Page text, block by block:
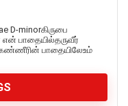
D-minorகிருபை
பாதையில்தருவீர்
பாதையிலேஉம்